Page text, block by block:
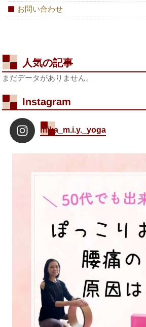
お問い合わせ
人気の記事
まだデータがありません。
Instagram
mika_m.i.y._yoga